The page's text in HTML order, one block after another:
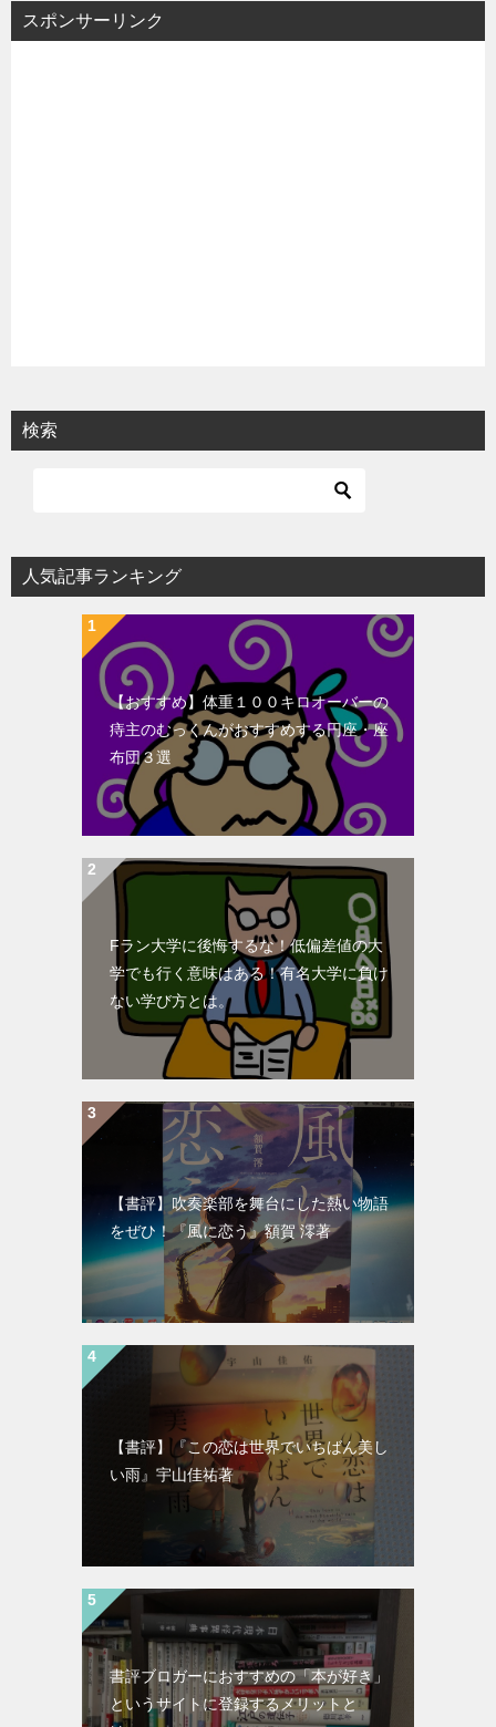
スポンサーリンク
検索
人気記事ランキング
【おすすめ】体重１００キロオーバーの
痔主のむっくんがおすすめする円座・座
布団３選
Fラン大学に後悔するな！低偏差値の大
学でも行く意味はある！有名大学に負け
ない学び方とは。
【書評】吹奏楽部を舞台にした熱い物語
をぜひ！『風に恋う』額賀 澪著
【書評】『この恋は世界でいちばん美し
い雨』宇山佳祐著
書評ブロガーにおすすめの「本が好き」
というサイトに登録するメリットと